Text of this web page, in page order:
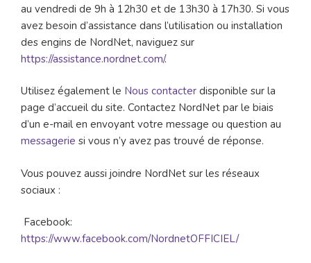
au vendredi de 9h à 12h30 et de 13h30 à 17h30. Si vous
avez besoin d’assistance dans l’utilisation ou installation
des engins de NordNet, naviguez sur
https://assistance.nordnet.com/.
Utilisez également le Nous contacter disponible sur la
page d’accueil du site. Contactez NordNet par le biais
d’un e-mail en envoyant votre message ou question au
messagerie si vous n’y avez pas trouvé de réponse.
Vous pouvez aussi joindre NordNet sur les réseaux
sociaux :
Facebook:
https://www.facebook.com/NordnetOFFICIEL/